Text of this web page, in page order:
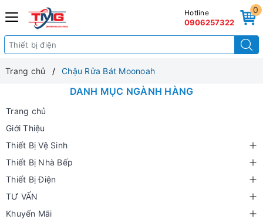
0
Hotline
0906257322
Trang chủ Chậu Rửa Bát Moonoah
DANH MỤC NGÀNH HÀNG
Trang chủ
Giới Thiệu
Thiết Bị Vệ Sinh
Thiết Bị Nhà Bếp
Thiết Bị Điện
TƯ VẤN
Khuyến Mãi